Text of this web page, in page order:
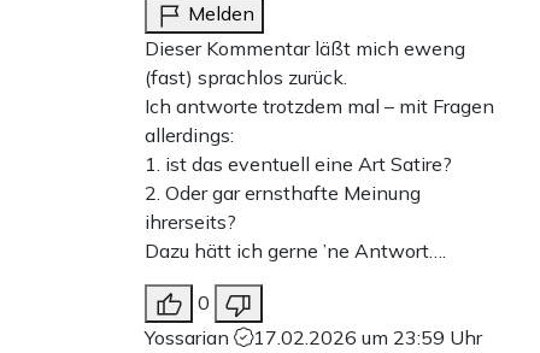
Melden
Dieser Kommentar läßt mich eweng
(fast) sprachlos zurück.
Ich antworte trotzdem mal – mit Fragen
allerdings:
1. ist das eventuell eine Art Satire?
2. Oder gar ernsthafte Meinung
ihrerseits?
Dazu hätt ich gerne ’ne Antwort….
0
Yossarian
17.02.2026 um 23:59 Uhr